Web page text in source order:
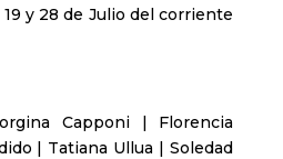
y 28 de Julio del corriente
Capponi | Florencia
| Tatiana Ullua | Soledad